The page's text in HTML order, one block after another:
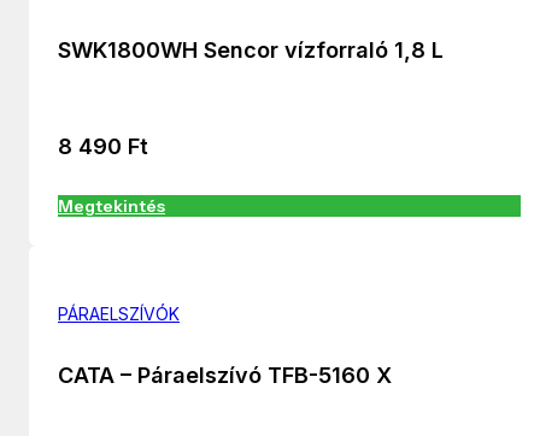
SWK1800WH Sencor vízforraló 1,8 L
8 490 Ft
Megtekintés
PÁRAELSZÍVÓK
CATA – Páraelszívó TFB-5160 X